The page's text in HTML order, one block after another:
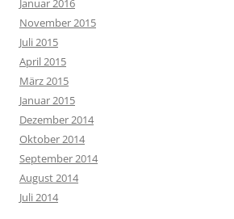
Januar 2016
November 2015
Juli 2015
April 2015
März 2015
Januar 2015
Dezember 2014
Oktober 2014
September 2014
August 2014
Juli 2014